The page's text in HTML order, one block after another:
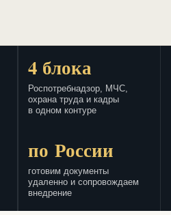
4 блока
Роспотребнадзор, МЧС,
охрана труда и кадры
в одном контуре
по России
готовим документы
удаленно и сопровождаем
внедрение